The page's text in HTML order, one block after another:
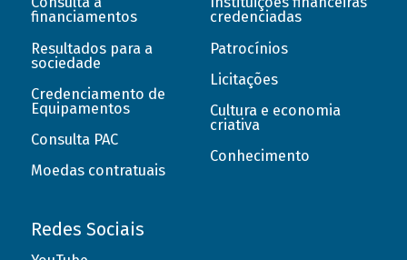
financiamentos
Resultados para a
sociedade
Credenciamento de
Equipamentos
Consulta PAC
Moedas contratuais
credenciadas
Patrocínios
Licitações
Cultura e economia
criativa
Conhecimento
Redes Sociais